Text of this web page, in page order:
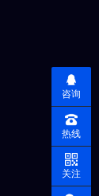
咨询
热线
关注